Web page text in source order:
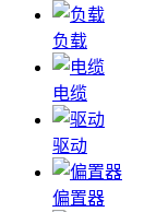
负载
电缆
驱动
偏置器